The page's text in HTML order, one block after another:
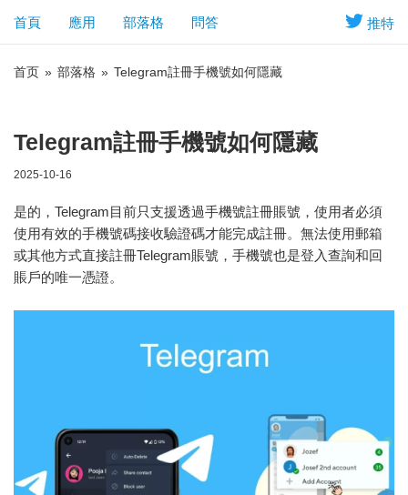
推特
首頁 應用 部落格 問答
首页 » 部落格 » Telegram註冊手機號如何隱藏
Telegram註冊手機號如何隱藏
2025-10-16
是的，Telegram目前只支援透過手機號註冊賬號，使用者必須
使用有效的手機號碼接收驗證碼才能完成註冊。無法使用郵箱
或其他方式直接註冊Telegram賬號，手機號也是登入查詢和回
賬戶的唯一憑證。